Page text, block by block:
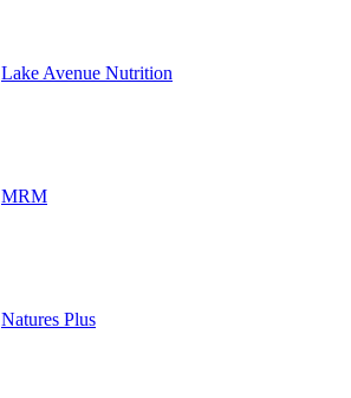
Lake Avenue Nutrition
MRM
Natures Plus